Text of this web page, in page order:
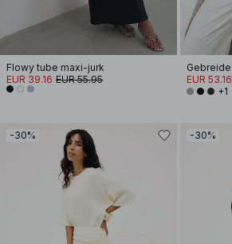
Flowy tube maxi-jurk
EUR 39.16 EUR 55.95
EUR 53.16
+1
-30% -30%